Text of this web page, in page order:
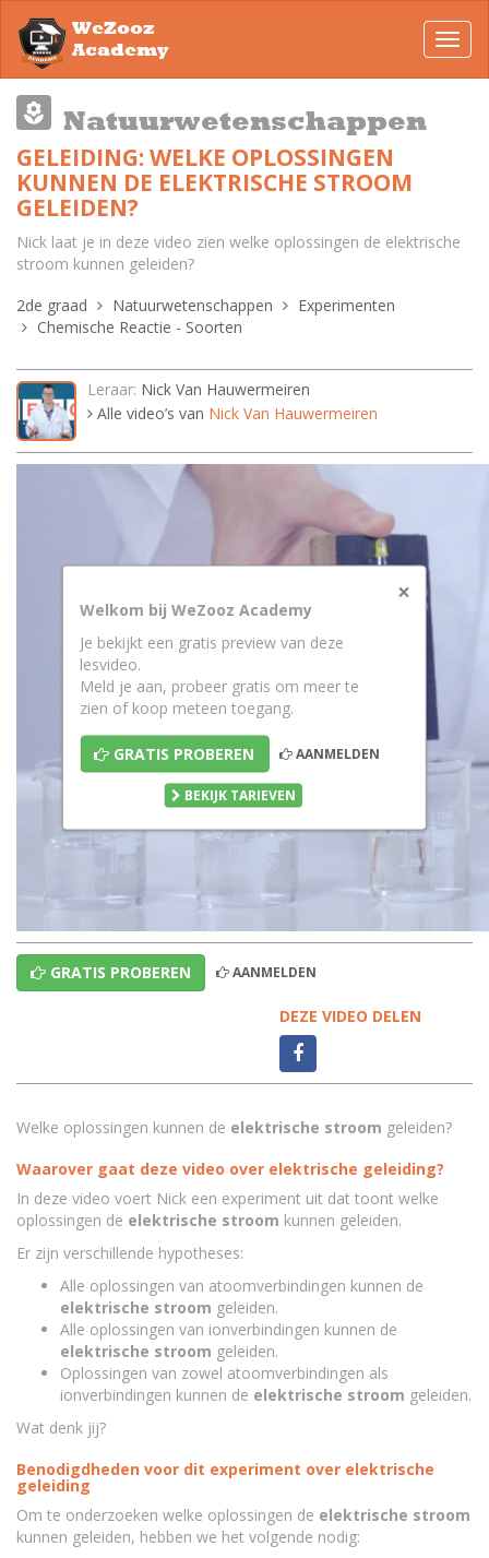
WeZooz
Academy
Natuurwetenschappen
GELEIDING: WELKE OPLOSSINGEN
KUNNEN DE ELEKTRISCHE STROOM
GELEIDEN?
Nick laat je in deze video zien welke oplossingen de elektrische
stroom kunnen geleiden?
2de graad
Natuurwetenschappen
Experimenten
Chemische Reactie - Soorten
Leraar: Nick Van Hauwermeiren
Alle video’s van Nick Van Hauwermeiren
×
Welkom bij WeZooz Academy
Je bekijkt een gratis preview van deze
lesvideo.
Meld je aan, probeer gratis om meer te
zien of koop meteen toegang.
GRATIS PROBEREN AANMELDEN
BEKIJK TARIEVEN
GRATIS PROBEREN AANMELDEN
DEZE VIDEO DELEN
Welke oplossingen kunnen de elektrische stroom geleiden?
Waarover gaat deze video over elektrische geleiding?
In deze video voert Nick een experiment uit dat toont welke
oplossingen de elektrische stroom kunnen geleiden.
Er zijn verschillende hypotheses:
Alle oplossingen van atoomverbindingen kunnen de
elektrische stroom geleiden.
Alle oplossingen van ionverbindingen kunnen de
elektrische stroom geleiden.
Oplossingen van zowel atoomverbindingen als
ionverbindingen kunnen de elektrische stroom geleiden.
Wat denk jij?
Benodigdheden voor dit experiment over elektrische
geleiding
Om te onderzoeken welke oplossingen de elektrische stroom
kunnen geleiden, hebben we het volgende nodig: